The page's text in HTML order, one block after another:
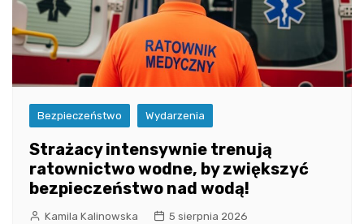
Bezpieczeństwo Wydarzenia
Strażacy intensywnie trenują
ratownictwo wodne, by zwiększyć
bezpieczeństwo nad wodą!
Kamila Kalinowska 5 sierpnia 2026